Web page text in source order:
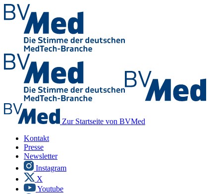
Zur Startseite von BVMed
Kontakt
Presse
Newsletter
Instagram
X
Youtube